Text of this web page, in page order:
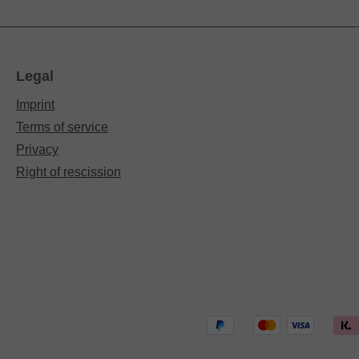
Legal
Imprint
Terms of service
Privacy
Right of rescission